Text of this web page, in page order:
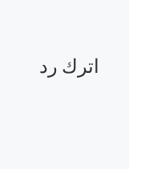
اترك رد